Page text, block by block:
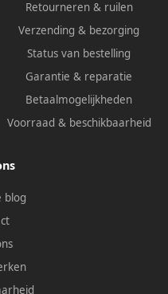
Retourneren & ruilen
Verzending & bezorging
Status van bestelling
Garantie & reparatie
Betaalmogelijkheden
Voorraad & beschikbaarheid
blog